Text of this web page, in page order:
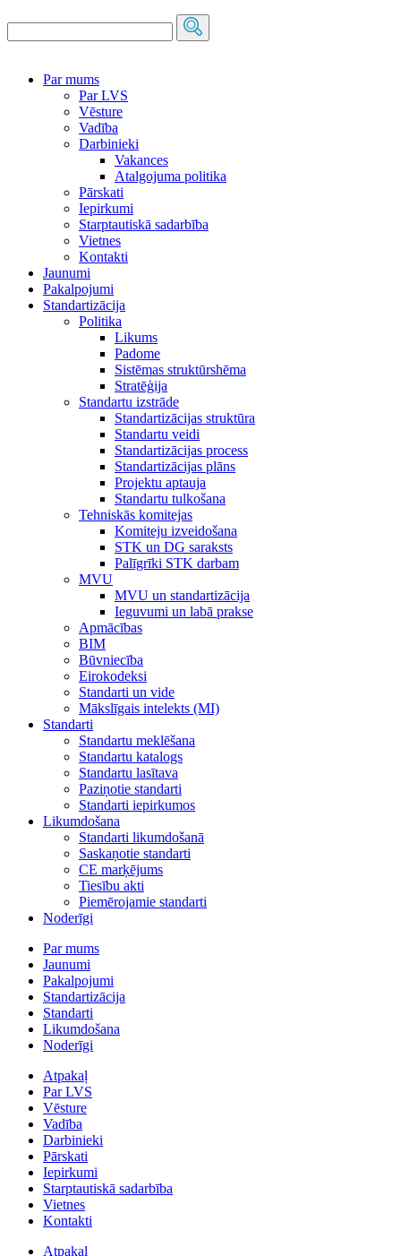
Par mums
Par LVS
Vēsture
Vadība
Darbinieki
Vakances
Atalgojuma politika
Pārskati
Iepirkumi
Starptautiskā sadarbība
Vietnes
Kontakti
Jaunumi
Pakalpojumi
Standartizācija
Politika
Likums
Padome
Sistēmas struktūrshēma
Stratēģija
Standartu izstrāde
Standartizācijas struktūra
Standartu veidi
Standartizācijas process
Standartizācijas plāns
Projektu aptauja
Standartu tulkošana
Tehniskās komitejas
Komiteju izveidošana
STK un DG saraksts
Palīgrīki STK darbam
MVU
MVU un standartizācija
Ieguvumi un labā prakse
Apmācības
BIM
Būvniecība
Eirokodeksi
Standarti un vide
Mākslīgais intelekts (MI)
Standarti
Standartu meklēšana
Standartu katalogs
Standartu lasītava
Paziņotie standarti
Standarti iepirkumos
Likumdošana
Standarti likumdošanā
Saskaņotie standarti
CE marķējums
Tiesību akti
Piemērojamie standarti
Noderīgi
Par mums
Jaunumi
Pakalpojumi
Standartizācija
Standarti
Likumdošana
Noderīgi
Atpakaļ
Par LVS
Vēsture
Vadība
Darbinieki
Pārskati
Iepirkumi
Starptautiskā sadarbība
Vietnes
Kontakti
Atpakaļ